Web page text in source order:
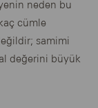
neden bu
cümle
samimi
değerini büyük